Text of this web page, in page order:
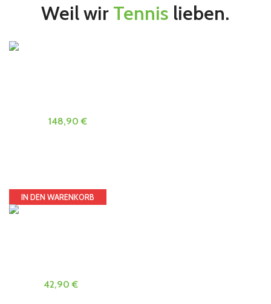
Weil wir Tennis lieben.
148,90€
IN DEN WARENKORB
42,90€